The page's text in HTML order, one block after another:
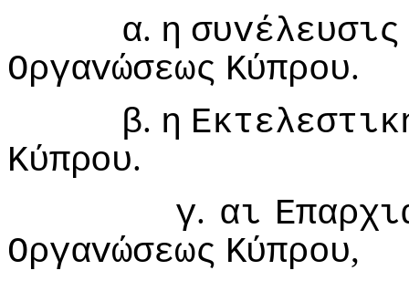
α. η συvέλευσις
Οργαvώσεως Κύπρoυ.
β. η
Κύπρoυ.
γ. αι
Οργαvώσεως Κύπρoυ,